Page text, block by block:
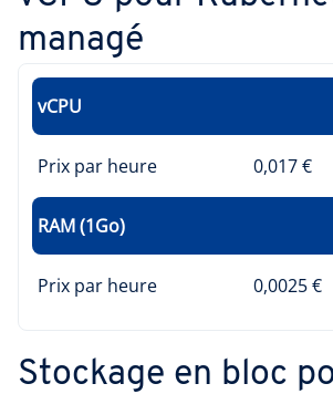
managé
vCPU
Prix par heure 0,017 €
RAM (1Go)
Prix par heure 0,0025 €
Stockage en bloc